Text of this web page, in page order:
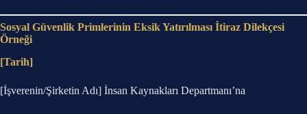
Sosyal Güvenlik Primlerinin Eksik Yatırılması İtiraz Dilekçesi
Örneği
[Tarih]
[İşverenin/Şirketin Adı] İnsan Kaynakları Departmanı’na